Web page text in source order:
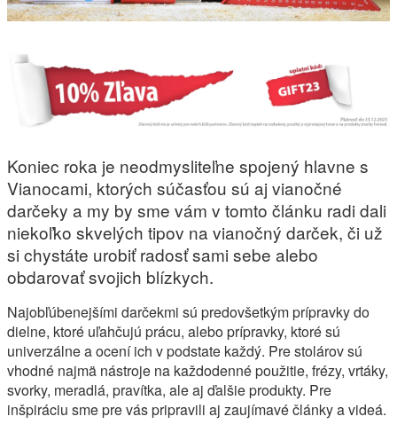
Koniec roka je neodmysliteľne spojený hlavne s
Vianocami, ktorých súčasťou sú aj vianočné
darčeky a my by sme vám v tomto článku radi dali
niekoľko skvelých tipov na vianočný darček, či už
si chystáte urobiť radosť sami sebe alebo
obdarovať svojich blízkych.
Najobľúbenejšími darčekmi sú predovšetkým prípravky do
dielne, ktoré uľahčujú prácu, alebo prípravky, ktoré sú
univerzálne a ocení ich v podstate každý. Pre stolárov sú
vhodné najmä nástroje na každodenné použitie, frézy, vrtáky,
svorky, meradlá, pravítka, ale aj ďalšie produkty. Pre
inšpiráciu sme pre vás pripravili aj zaujímavé články a videá.